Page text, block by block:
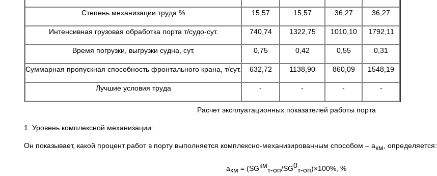
Степень механизации труда % 15,57 15,57 36,27 36,27
Интенсивная грузовая обработка порта т/судо-сут. 740,74 1322,75 1010,10 1792,11
Время погрузки, выгрузки судна, сут. 0,75 0,42 0,55 0,31
Суммарная пропускная способность фронтального крана, т/сут. 632,72 1138,90 860,09 1548,19
Лучшие условия труда - - - -
Расчет эксплуатационных показателей работы порта
1. Уровень комплексной механизации:
Он показывает, какой процент работ в порту выполняется комплексно-механизированным способом – акм , определяется:
акм = (SGкм
т-оп/SG0
т-оп)×100%, %